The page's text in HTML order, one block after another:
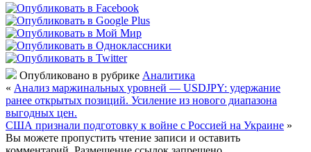
Опубликовано в рубрике Аналитика
« Анализ маржинальных уровней — USDJPY: удержание
ранее открытых позиций. Усиление из нового диапазона
выгодных цен.
США признали подготовку к войне с Россией на Украине »
Вы можете пропустить чтение записи и оставить